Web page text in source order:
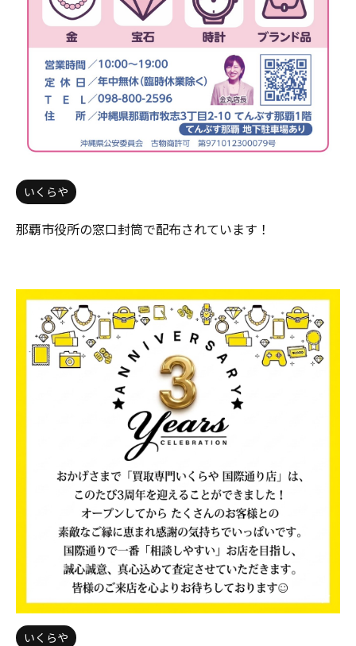
いくらや
那覇市役所の窓口封筒で配布されています！
いくらや